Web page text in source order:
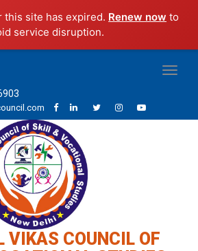
this site has expired. Renew now to
service disruption.
Toggle
VIKAS COUNCIL OF